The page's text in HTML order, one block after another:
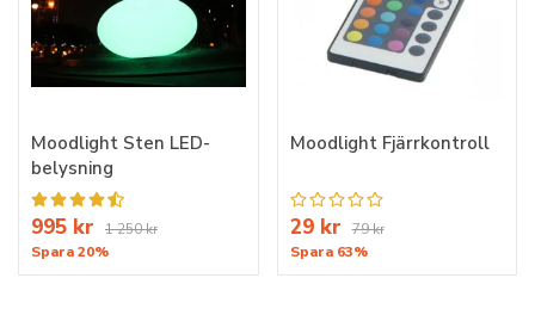
Moodlight Sten LED-
belysning
995 kr
1 250 kr
Spara 20%
Moodlight Fjärrkontroll
29 kr 79 kr
Spara 63%